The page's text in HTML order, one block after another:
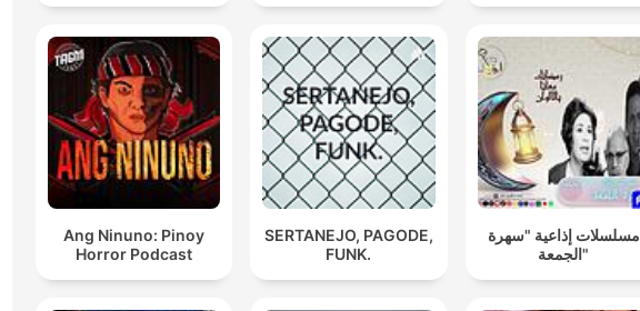
Ang Ninuno: Pinoy
Horror Podcast
SERTANEJO, PAGODE,
FUNK.
مسلسلات إذاعية "سهرة
الجمعة"